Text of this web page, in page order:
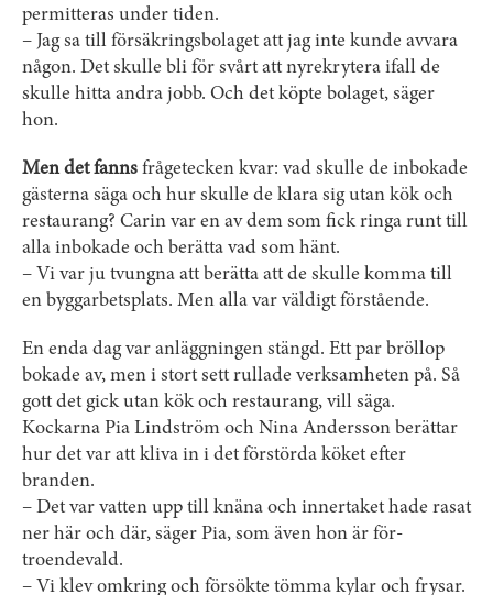
permitteras under tiden.
– Jag sa till försäkringsbolaget att jag inte kunde avvara
någon. Det skulle bli för svårt att nyrekrytera ifall de
skulle hitta andra jobb. Och det köpte bolaget, säger
hon.
Men det fanns frågetecken kvar: vad skulle de inbokade
gästerna säga och hur skulle de klara sig utan kök och
restaurang? Carin var en av dem som fick ringa runt till
alla inbokade och berätta vad som hänt.
– Vi var ju tvungna att berätta att de skulle komma till
en byggarbetsplats. Men alla var väldigt förstående.
En enda dag var anläggningen stängd. Ett par bröllop
bokade av, men i stort sett rullade verksamheten på. Så
gott det gick utan kök och restaurang, vill säga.
Kockarna Pia Lindström och Nina Andersson berättar
hur det var att kliva in i det förstörda köket efter
branden.
– Det var vatten upp till knäna och innertaket hade rasat
ner här och där, säger Pia, som även hon är ­för­
troendevald.
– Vi klev omkring och försökte tömma kylar och frysar.